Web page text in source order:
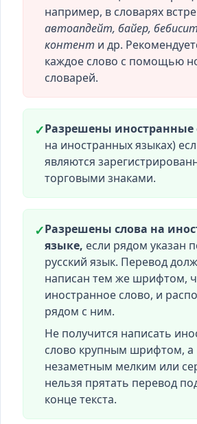
например, в словарях
автоапдейт, байер,
контент и др.
каждое слово с помощью
словарей.
✓Разрешены иностранные
на иностранных языках)
являются
торговыми знаками.
✓Разрешены слова на
языке, если рядом указан
русский язык. Перевод
написан тем же шрифтом,
иностранное слово, и
рядом с ним.
Не получится написать
слово крупным шрифтом, а
незаметным мелким или
нельзя прятать перевод
конце текста.